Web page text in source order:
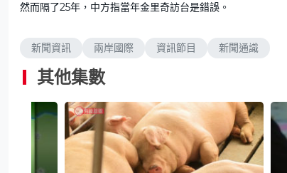
然而隔了25年，中方指當年金里奇訪台是錯誤。
新聞資訊 兩岸國際 資訊節目 新聞通識
其他集數